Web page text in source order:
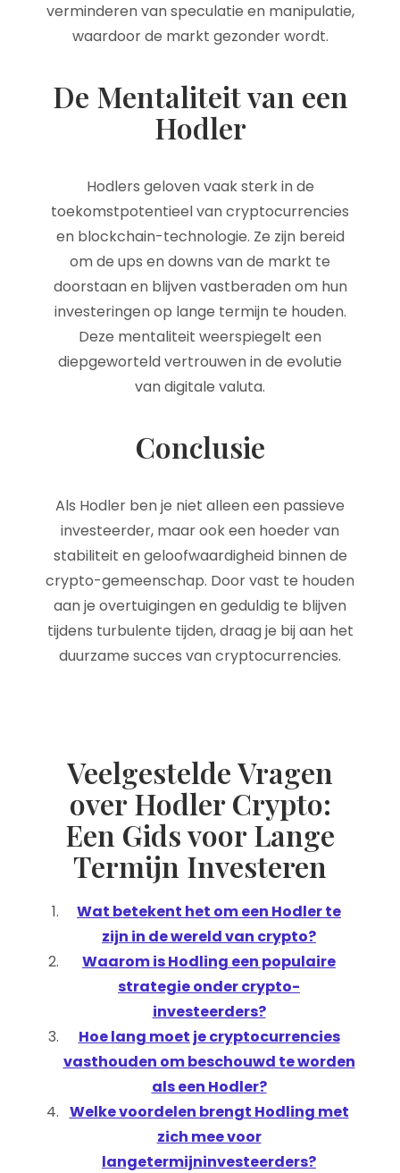
verminderen van speculatie en manipulatie,
waardoor de markt gezonder wordt.
De Mentaliteit van een
Hodler
Hodlers geloven vaak sterk in de
toekomstpotentieel van cryptocurrencies
en blockchain-technologie. Ze zijn bereid
om de ups en downs van de markt te
doorstaan en blijven vastberaden om hun
investeringen op lange termijn te houden.
Deze mentaliteit weerspiegelt een
diepgeworteld vertrouwen in de evolutie
van digitale valuta.
Conclusie
Als Hodler ben je niet alleen een passieve
investeerder, maar ook een hoeder van
stabiliteit en geloofwaardigheid binnen de
crypto-gemeenschap. Door vast te houden
aan je overtuigingen en geduldig te blijven
tijdens turbulente tijden, draag je bij aan het
duurzame succes van cryptocurrencies.
Veelgestelde Vragen
over Hodler Crypto:
Een Gids voor Lange
Termijn Investeren
Wat betekent het om een Hodler te
zijn in de wereld van crypto?
Waarom is Hodling een populaire
strategie onder crypto-
investeerders?
Hoe lang moet je cryptocurrencies
vasthouden om beschouwd te worden
als een Hodler?
Welke voordelen brengt Hodling met
zich mee voor
langetermijninvesteerders?